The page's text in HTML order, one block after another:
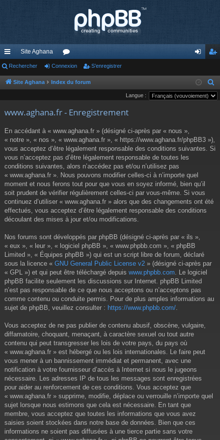
cc
ès
pi
Site Aghana
or
u ne
xi
nr
eg
r
Rechercher Connexion S’enregistrer
Site Aghana Index du forum
e
Langue :
www.aghana.fr - Enregistrement
En accédant à « www.aghana.fr » (désigné ci-après par « nous »,
« notre », « nos », « www.aghana.fr », « https://www.aghana.fr/phpBB3 »),
vous acceptez d’être légalement responsable des conditions suivantes. Si
vous n’acceptez pas d’être légalement responsable de toutes les
conditions suivantes, alors n’accédez pas et/ou n’utilisez pas
« www.aghana.fr ». Nous pouvons modifier celles-ci à n’importe quel
moment et nous ferons tout pour que vous en soyez informé, bien qu’il
soit prudent de vérifier régulièrement celles-ci par vous-même. Si vous
continuez d’utiliser « www.aghana.fr » alors que des changements ont été
effectués, vous acceptez d’être légalement responsable des conditions
découlant des mises à jour et/ou modifications.
Nos forums sont développés par phpBB (désigné ci-après par « ils »,
« eux », « leur », « logiciel phpBB », « www.phpbb.com », « phpBB
Limited », « Équipes phpBB ») qui est un script libre de forum, déclaré
sous la licence « GNU General Public License v2 » (désigné ci-après par
« GPL ») et qui peut être téléchargé depuis www.phpbb.com . Le logiciel
phpBB facilite seulement les discussions sur Internet. phpBB Limited
n’est pas responsable de ce que nous acceptons ou n’acceptons pas
comme contenu ou conduite permis. Pour de plus amples informations au
sujet de phpBB, veuillez consulter : https://www.phpbb.com/
Vous acceptez de ne pas publier de contenu abusif, obscène, vulgaire,
diffamatoire, choquant, menaçant, à caractère sexuel ou tout autre
contenu qui peut transgresser les lois de votre pays, du pays où
« www.aghana.fr » est hébergé ou les lois internationales. Le faire peut
vous mener à un bannissement immédiat et permanent, avec une
notification à votre fournisseur d’accès à Internet si nous le jugeons
nécessaire. Les adresses IP de tous les messages sont enregistrées
pour aider au renforcement de ces conditions. Vous acceptez que
« www.aghana.fr » supprime, modifie, déplace ou verrouille n’importe quel
sujet lorsque nous estimons que cela est nécessaire. En tant que
membre, vous acceptez que toutes les informations que vous avez
saisies soient stockées dans notre base de données. Bien que ces
informations ne soient pas diffusées à une tierce partie sans votre